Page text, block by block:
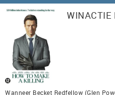
WINACTIE
Wanneer Becket Redfellow (Glen